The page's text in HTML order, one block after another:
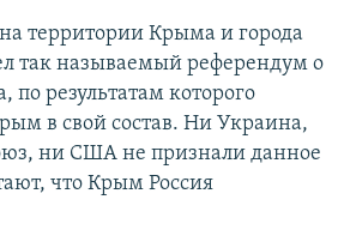
на территории Крыма и города
так называемый референдум о
по результатам которого
в свой состав. Ни Украина,
ни США не признали данное
что Крым Россия